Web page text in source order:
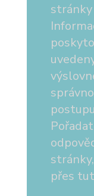
stránky
přes